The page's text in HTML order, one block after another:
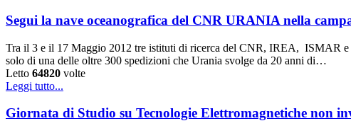
Segui la nave oceanografica del CNR URANIA nella
Tra il 3 e il 17 Maggio 2012 tre istituti di ricerca del CNR, IREA, ISMAR e
solo di una delle oltre 300 spedizioni che Urania svolge da 20 anni di…
Letto 64820 volte
Leggi tutto...
Giornata di Studio su Tecnologie Elettromagnetiche non